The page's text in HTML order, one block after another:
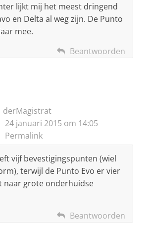
lijkt mij het meest dringend
en Delta al weg zijn. De Punto
mee.
Beantwoorden
derMagistrat
24 januari 2015 om 14:05
Permalink
vijf bevestigingspunten (wiel
terwijl de Punto Evo er vier
naar grote onderhuidse
Beantwoorden